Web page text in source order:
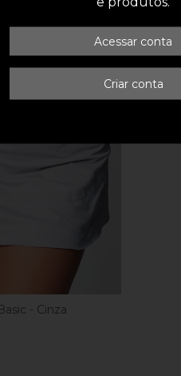
- Cinza
Acessar conta
Criar conta